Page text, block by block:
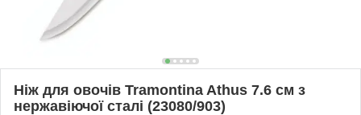
Ніж для овочів Tramontina Athus 7.6 см з
нержавіючої сталі (23080/903)